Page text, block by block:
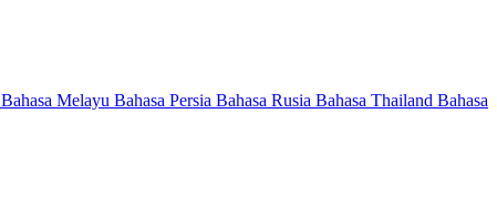
Bahasa Melayu Bahasa Persia Bahasa Rusia Bahasa Thailand Bahasa